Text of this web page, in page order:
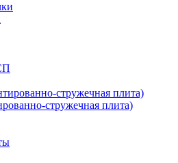
стружечная плита)